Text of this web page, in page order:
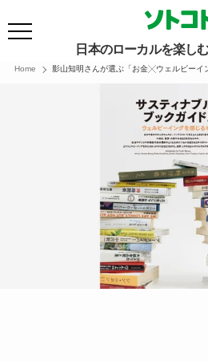
日本のローカルを楽し
Home 影山知明さんが選ぶ「お金╳ウェルビーイ